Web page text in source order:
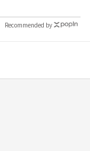
Recommended by